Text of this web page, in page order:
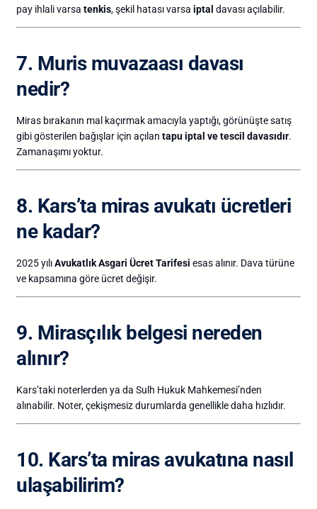
pay ihlali varsa tenkis, şekil hatası varsa iptal davası açılabilir.
7. Muris muvazaası davası
nedir?
Miras bırakanın mal kaçırmak amacıyla yaptığı, görünüşte satış
gibi gösterilen bağışlar için açılan tapu iptal ve tescil davasıdır.
Zamanaşımı yoktur.
8. Kars’ta miras avukatı ücretleri
ne kadar?
2025 yılıAvukatlık Asgari Ücret Tarifesi esas alınır. Dava türüne
ve kapsamına göre ücret değişir.
9. Mirasçılık belgesi nereden
alınır?
Kars’taki noterlerden ya da Sulh Hukuk Mahkemesi’nden
alınabilir. Noter, çekişmesiz durumlarda genellikle daha hızlıdır.
10. Kars’ta miras avukatına nasıl
ulaşabilirim?